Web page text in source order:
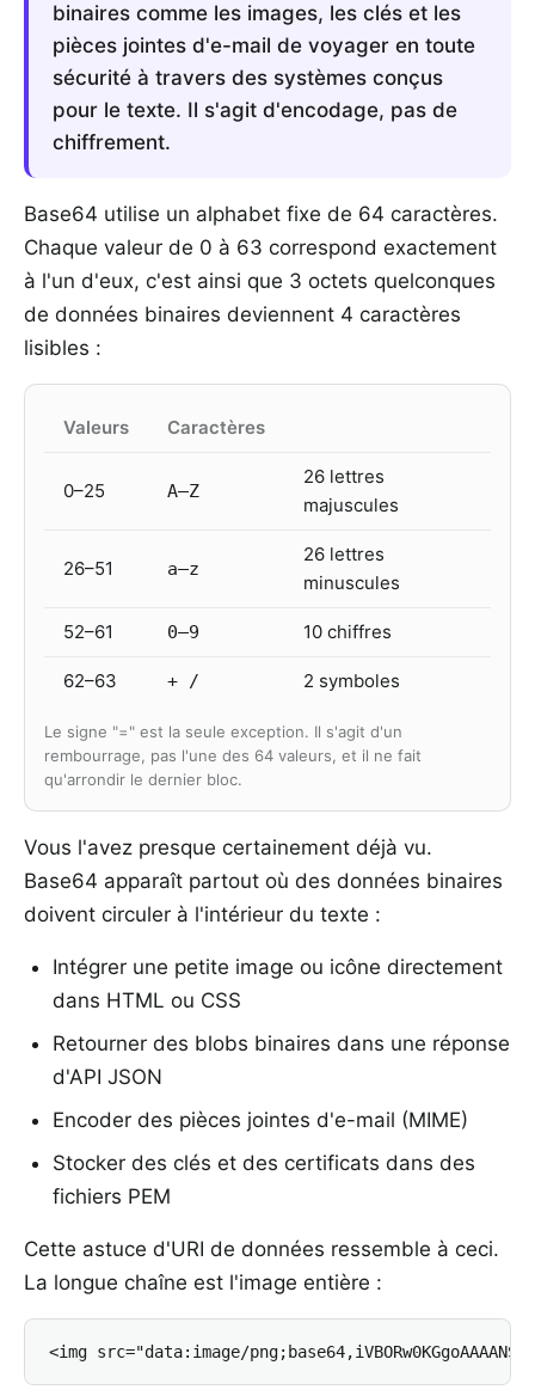
binaires comme les images, les clés et les
pièces jointes d'e-mail de voyager en toute
sécurité à travers des systèmes conçus
pour le texte. Il s'agit d'encodage, pas de
chiffrement.
Base64 utilise un alphabet fixe de 64 caractères.
Chaque valeur de 0 à 63 correspond exactement
à l'un d'eux, c'est ainsi que 3 octets quelconques
de données binaires deviennent 4 caractères
lisibles :
Valeurs Caractères
0–25 A–Z
26 lettres
majuscules
26–51 a–z
26 lettres
minuscules
52–61 0–9 10 chiffres
62–63 + / 2 symboles
Le signe "=" est la seule exception. Il s'agit d'un
rembourrage, pas l'une des 64 valeurs, et il ne fait
qu'arrondir le dernier bloc.
Vous l'avez presque certainement déjà vu.
Base64 apparaît partout où des données binaires
doivent circuler à l'intérieur du texte :
Intégrer une petite image ou icône directement
dans HTML ou CSS
Retourner des blobs binaires dans une réponse
d'API JSON
Encoder des pièces jointes d'e-mail (MIME)
Stocker des clés et des certificats dans des
fichiers PEM
Cette astuce d'URI de données ressemble à ceci.
La longue chaîne est l'image entière :
<img src="data:image/